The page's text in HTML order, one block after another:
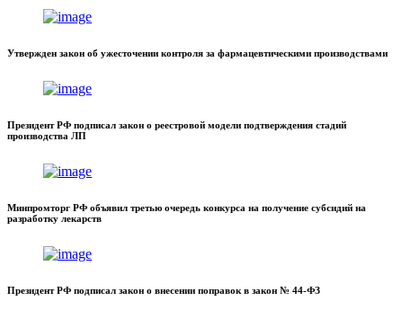
Утвержден закон об ужесточении контроля за фармацевтическими производствами
Президент РФ подписал закон о реестровой модели подтверждения стадий
производства ЛП
Минпромторг РФ объявил третью очередь конкурса на получение субсидий на
разработку лекарств
Президент РФ подписал закон о внесении поправок в закон № 44-ФЗ